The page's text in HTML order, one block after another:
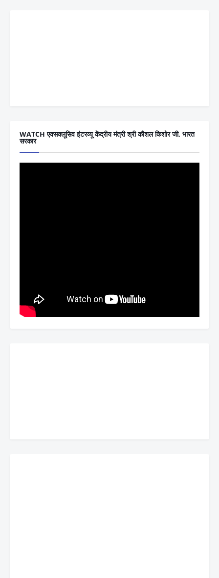
WATCH एक्सक्लूसिव इंटरव्यू केंद्रीय मंत्री श्री कौशल किशोर जी, भारत
सरकार